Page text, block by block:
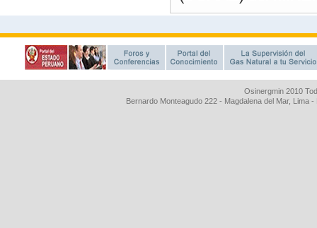
Osinergmin 2010
Bernardo Monteagudo 222 - Magdalena del Mar, Lima